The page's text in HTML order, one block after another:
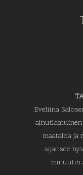
Eveliina
maataloa ja
sijaitsee
minuutin